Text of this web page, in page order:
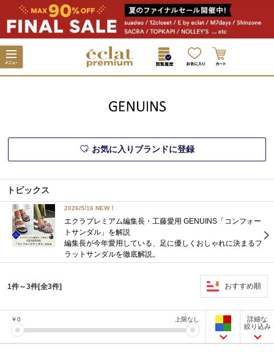
お気に入りブランドに登録
トピックス
2026/5/16 NEW！
エクラプレミアム編集長・工藤愛用 GENUINS「コンフォー
トサンダル」を解説
編集長が今年愛用している、足に優しくおしゃれに決まるフ
ラットサンダルを徹底解説。
1件～3件[全3件] おすすめ順
￥0 上限なし
詳細な
絞り込み